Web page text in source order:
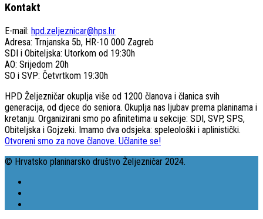
Kontakt
E-mail: hpd.zeljeznicar@hps.hr
Adresa: Trnjanska 5b, HR-10 000 Zagreb
SDI i Obiteljska: Utorkom od 19:30h
AO: Srijedom 20h
SO i SVP: Četvrtkom 19:30h
HPD Željezničar okuplja više od 1200 članova i članica svih
generacija, od djece do seniora. Okuplja nas ljubav prema planinama i
kretanju. Organizirani smo po afinitetima u sekcije: SDI, SVP, SPS,
Obiteljska i Gojzeki. Imamo dva odsjeka: speleološki i aplinistički.
Otvoreni smo za nove članove. Učlanite se!
© Hrvatsko planinarsko društvo Željezničar 2024.